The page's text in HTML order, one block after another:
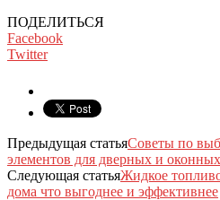
ПОДЕЛИТЬСЯ
Facebook
Twitter
Предыдущая статьяСоветы по
элементов для дверных и
Следующая статьяЖидкое
дома что выгоднее и эффективнее